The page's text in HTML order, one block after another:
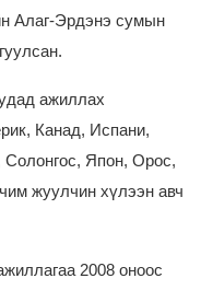
Алаг-Эрдэнэ сумын
ажиллах
Канад, Испани,
Япон, Орос,
жуулчин хүлээн авч
2008 оноос